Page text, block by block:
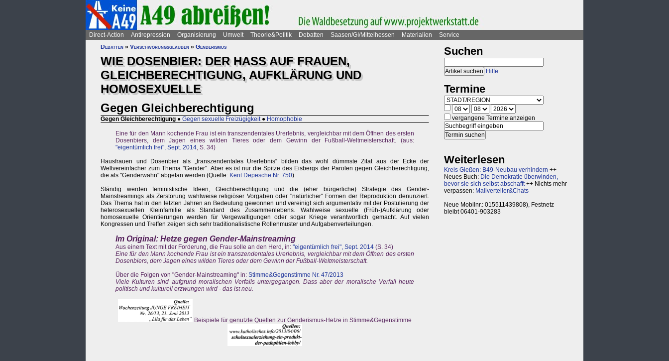
Direct-Action Antirepression Organisierung Umwelt Theorie&Politik Debatten Saasen/GI/Mittelhessen Materialien
Service
Debatten » Verschwörungsglauben » Genderismus
WIE DOSENBIER: DER HASS AUF FRAUEN,
GLEICHBERECHTIGUNG, AUFKLÄRUNG UND
HOMOSEXUELLE
Gegen Gleichberechtigung
Gegen Gleichberechtigung ● Gegen sexuelle Freizügigkeit ● Homophobie
Eine für den Mann kochende Frau ist ein transzendentales Urerlebnis, vergleichbar mit dem Öffnen des ersten
Dosenbiers, dem Jagen eines wilden Tieres oder dem Gewinn der Fußball-Weltmeisterschaft. (aus:
"eigentümlich frei", Sept. 2014, S. 34)
Hausfrauen und Dosenbier als „transzendentales Urerlebnis“ bilden das wohl dümmste Zitat aus der Ecke der
Weltvereinfacher zum Thema "Gender". Aber es ist nur die Spitze des Eisbergs der Parolen gegen Gleichberechtigung,
die als "Genderwahn" abgetan werden (Quelle: Kent Depesche Nr. 750).
Ständig werden feministische Ideen, Gleichberechtigung und die (eher bürgerliche) Strategie des Gender-
Mainstreamings als Zerstörung wahlweise religiöser Vorgaben oder "natürlicher" Formen der Reproduktion denunziert.
Das Thema hat in den letzten Jahren an Bedeutung gewonnen und vereinigt sich argumentativ mit der Postulierung der
heterosexuellen Kleinfamilie als Standard des Zusammenlebens. Wahlweise sexuelle (Früh-)Aufklärung oder
homosexuelle Orientierungen werden für Vergewaltigungen oder sogar Kriege verantwortlich gemacht. Auf vielen
Kongressen und Treffen zeigen sich sehr traditionalistische Rollenmuster und Aufgabenverteilungen.
Im Original: Hetze gegen Gender-Mainstreaming
Aus einem Text mit der Forderung, die Frau solle an den Herd, in: "eigentümlich frei", Sept. 2014 (S. 34)
Eine für den Mann kochende Frau ist ein transzendentales Urerlebnis, vergleichbar mit dem Öffnen des ersten
Dosenbiers, dem Jagen eines wilden Tieres oder dem Gewinn der Fußball-Weltmeisterschaft.
Über die Folgen von "Gender-Mainstreaming" in: Stimme&Gegenstimme Nr. 47/2013
Viele Kulturen sind aufgrund moralischen Verfalls untergegangen. Dass aber der moralische Verfall heute
politisch und kulturell erzwungen wird - das ist neu.
Beispiele für genutzte Quellen zur Genderismus-Hetze in Stimme&Gegenstimme
Suchen
Hilfe
Termine
vergangene Termine anzeigen
Weiterlesen
Kreis Gießen: B49-Neubau verhindern ++
Neues Buch: Die Demokratie überwinden,
bevor sie sich selbst abschafft++ Nichts mehr
verpassen: Mailverteiler&Chats
Neue Mobilnr.: 015511439808), Festnetz
bleibt 06401-903283